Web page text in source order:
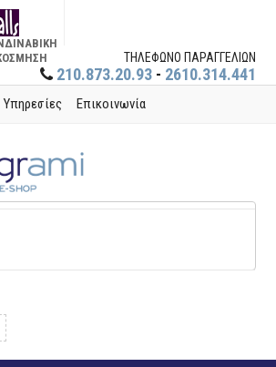
ΤΗΛΕΦΩΝΟ ΠΑΡΑΓΓΕΛΙΩΝ
210.873.20.93 - 2610.314.441
Υπηρεσίες Επικοινωνία